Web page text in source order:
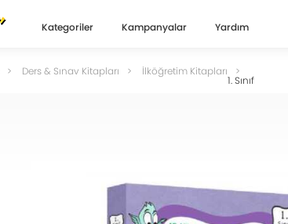
Kategoriler Kampanyalar Yardım
Ders & Sınav Kitapları İlköğretim Kitapları
1. Sınıf